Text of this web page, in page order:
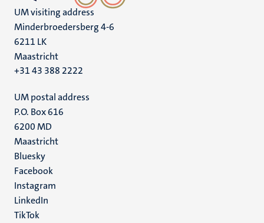
UM visiting address
Minderbroedersberg 4-6
6211 LK
Maastricht
+31 43 388 2222
UM postal address
P.O. Box 616
6200 MD
Maastricht
Social
media
Bluesky
Facebook
Instagram
LinkedIn
TikTok